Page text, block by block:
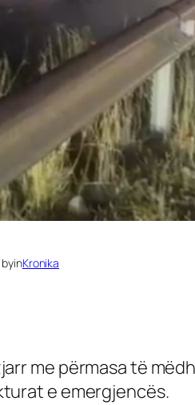
inKronika
me përmasa të
e emergjencës.